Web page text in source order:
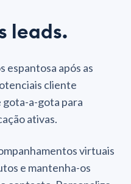
leads.
espantosa após as
cliente
gota-a-gota para
ativas.
virtuais
e mantenha-os